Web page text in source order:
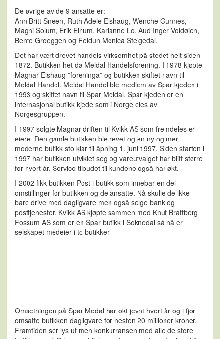
De øvrige av de 9 ansatte er:
Ann Britt Sneen, Ruth Adele Elshaug, Wenche Gunnes,
Magni Solum, Erik Einum, Karianne Lo, Aud Inger Voldøien,
Bente Groeggen og Reidun Monica Steigedal.
Det har vært drevet handels virksomhet på stedet helt siden
1872. Butikken het da Meldal Handelsforening. I 1978 kjøpte
Magnar Elshaug ”foreninga” og butikken skiftet navn til
Meldal Handel. Meldal Handel ble medlem av Spar kjeden i
1993 og skiftet navn til Spar Meldal. Spar kjeden er en
internasjonal butikk kjede som i Norge eies av
Norgesgruppen.
I 1997 solgte Magnar driften til Kvikk AS som fremdeles er
eiere. Den gamle butikken ble revet og en ny og mer
moderne butikk sto klar til åpning 1. juni 1997. Siden starten i
1997 har butikken utviklet seg og vareutvalget har blitt større
for hvert år. Service tilbudet til kundene også har økt.
I 2002 fikk butikken Post i butikk som innebar en del
omstillinger for butikken og de ansatte. Nå skulle de ikke
bare drive med dagligvare men også selge bank og
posttjenester. Kvikk AS kjøpte sammen med Knut Brattberg
Fossum AS som er en Spar butikk i Soknedal så nå er
selskapet medeier i to butikker.
Omsetningen på Spar Medal har økt jevnt hvert år og i fjor
omsatte butikken dagligvare for nesten 20 millioner kroner.
Framtiden ser lys ut men konkurransen med alle de store